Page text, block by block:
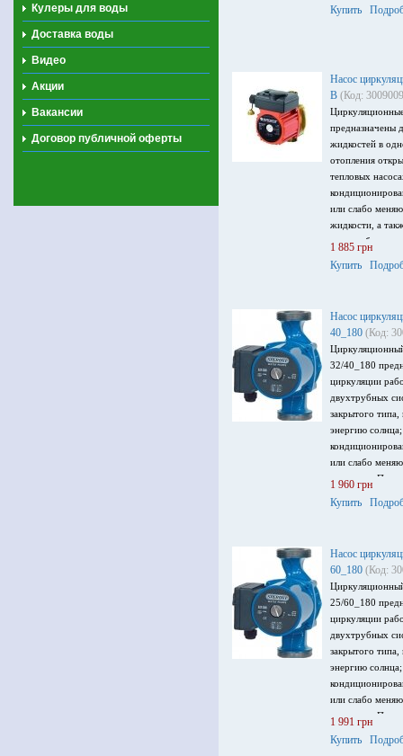
Кулеры для воды
Доставка воды
Видео
Акции
Вакансии
Договор публичной оферты
Купить
Насос
B (Код:
предназначены
жидкостей в
отопления
тепловых
или слабо
жидкости, а
отопительных
1 885 грн
Купить
Насос
40_180 (Код:
32/40_180
циркуляции
двухтрубных
закрытого
энергию
или слабо
жидкости.
до 4 м,
220 В.
1 960 грн
Купить
Насос
60_180 (Код:
25/60_180
циркуляции
двухтрубных
закрытого
энергию
или слабо
жидкости.
до 6 м,
220 В.
1 991 грн
Купить